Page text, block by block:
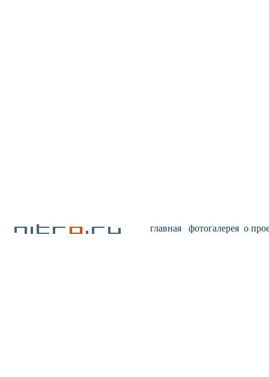
главная фотогалерея о